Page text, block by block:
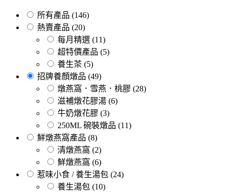
所有產品 (146)
熱賣產品 (20)
每月精選 (11)
超特價產品 (5)
養生茶 (5)
招牌養顏燉品 (49)
燉燕窩．雪燕．桃膠 (28)
滋補燉花膠湯 (6)
牛奶燉花膠 (3)
250ML 碗裝燉品 (11)
鮮燉燕窩產品 (8)
清燉燕窩 (2)
鮮燉燕窩 (6)
惹味小食 / 養生湯包 (24)
養生湯包 (10)